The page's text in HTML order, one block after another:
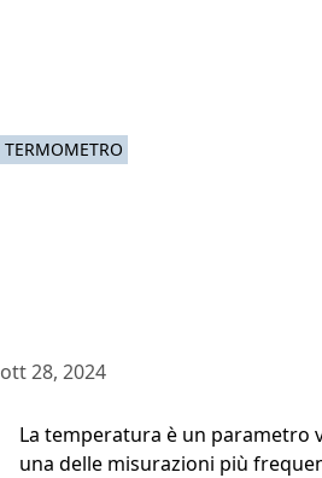
TERMOMETRO
ott 28, 2024
La temperatura è un parametro
una delle misurazioni più